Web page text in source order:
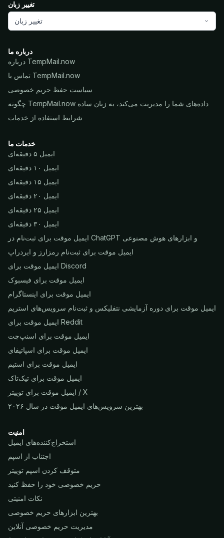
تغییر زبان
تغییر زبان
درباره ما
درباره TempMail.now
تماس با TempMail.now
سیاست حفظ حریم خصوصی
چگونه TempMail.now داده‌های شما را مدیریت می‌کند، به زبان ساده
شرایط استفاده از خدمات
خدمات ما
ایمیل ۵ دقیقه‌ای
ایمیل ۱۰ دقیقه‌ای
ایمیل ۱۵ دقیقه‌ای
ایمیل ۲۰ دقیقه‌ای
ایمیل ۲۵ دقیقه‌ای
ایمیل ۳۰ دقیقه‌ای
ایمیل موقت برای ثبت‌نام در ChatGPT و ابزارهای هوش مصنوعی
ایمیل موقت برای ثبت‌نام رمزارز و ایردراپ
ایمیل موقت برای Discord
ایمیل موقت برای فیسبوک
ایمیل موقت برای اینستاگرام
ایمیل موقت برای دوره آزمایشی نتفلیکس و ثبت‌نام سرویس‌های استریم
ایمیل موقت برای Reddit
ایمیل موقت برای اسنپ‌چت
ایمیل موقت برای اسپاتیفای
ایمیل موقت برای استیم
ایمیل موقت برای تیک‌تاک
ایمیل موقت برای توییتر / X
بهترین سرویس‌های ایمیل موقت در سال ۲۰۲۶
امنیت
استخراج‌کننده‌های ایمیل
اجتناب از اسپم
متوقف کردن اسپم توییتر
حریم خصوصی خود را حفظ کنید
نکات امنیتی
بهترین ابزارهای حریم خصوصی
مدیریت حریم خصوصی آنلاین